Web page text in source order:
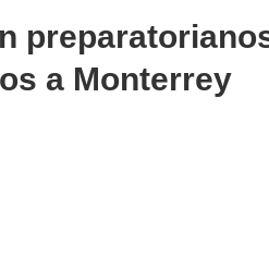
a Monterrey